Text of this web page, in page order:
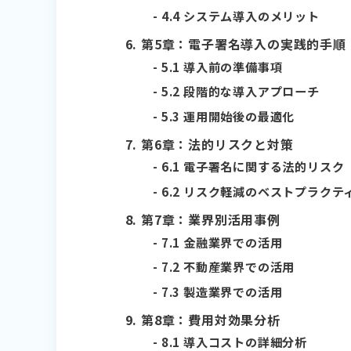
4.4 システム導入のメリット
第5章：電子署名導入の実践的手順
5.1 導入前の準備事項
5.2 段階的な導入アプローチ
5.3 運用開始後の最適化
第6章：法的リスクと対策
6.1 電子署名に関する法的リスク
6.2 リスク軽減のベストプラクテ
第7章：業界別活用事例
7.1 金融業界での活用
7.2 不動産業界での活用
7.3 製造業界での活用
第8章：費用対効果分析
8.1 導入コストの詳細分析